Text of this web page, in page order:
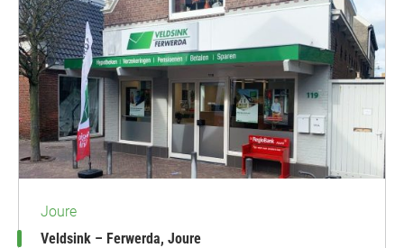
Joure
Veldsink – Ferwerda, Joure